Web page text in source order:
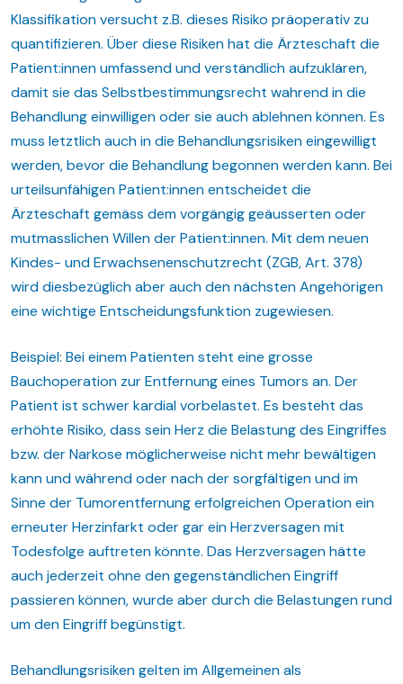
Klassifikation versucht z.B. dieses Risiko präoperativ zu
quantifizieren. Über diese Risiken hat die Ärzteschaft die
Patient:innen umfassend und verständlich aufzuklären,
damit sie das Selbstbestimmungsrecht wahrend in die
Behandlung einwilligen oder sie auch ablehnen können. Es
muss letztlich auch in die Behandlungsrisiken eingewilligt
werden, bevor die Behandlung begonnen werden kann. Bei
urteilsunfähigen Patient:innen entscheidet die
Ärzteschaft gemäss dem vorgängig geäusserten oder
mutmasslichen Willen der Patient:innen. Mit dem neuen
Kindes- und Erwachsenenschutzrecht (ZGB, Art. 378)
wird diesbezüglich aber auch den nächsten Angehörigen
eine wichtige Entscheidungsfunktion zugewiesen.
Beispiel: Bei einem Patienten steht eine grosse
Bauchoperation zur Entfernung eines Tumors an. Der
Patient ist schwer kardial vorbelastet. Es besteht das
erhöhte Risiko, dass sein Herz die Belastung des Eingriffes
bzw. der Narkose möglicherweise nicht mehr bewältigen
kann und während oder nach der sorgfältigen und im
Sinne der Tumorentfernung erfolgreichen Operation ein
erneuter Herzinfarkt oder gar ein Herzversagen mit
Todesfolge auftreten könnte. Das Herzversagen hätte
auch jederzeit ohne den gegenständlichen Eingriff
passieren können, wurde aber durch die Belastungen rund
um den Eingriff begünstigt.
Behandlungsrisiken gelten im Allgemeinen als